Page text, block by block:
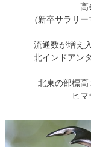
高
(新卒サラリー
流通数が増え
北インドアン
北東の部標
ヒ